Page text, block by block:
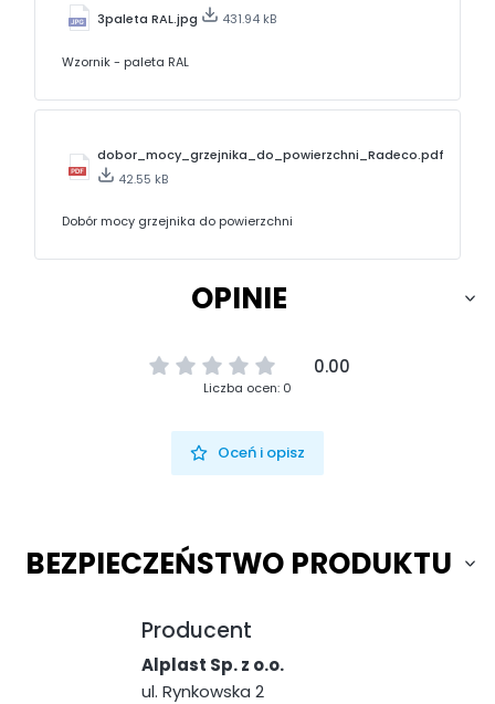
3paleta RAL.jpg 431.94 kB
Wzornik - paleta RAL
dobor_mocy_grzejnika_do_powierzchni_Radeco.pdf
42.55 kB
Dobór mocy grzejnika do powierzchni
OPINIE
0.00
Liczba ocen: 0
Oceń i opisz
BEZPIECZEŃSTWO PRODUKTU
Producent
Alplast Sp. z o.o.
ul. Rynkowska 2